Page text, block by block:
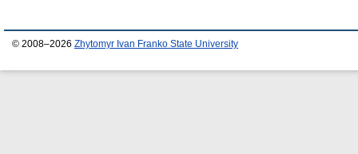
© 2008–2026 Zhytomyr Ivan Franko State University